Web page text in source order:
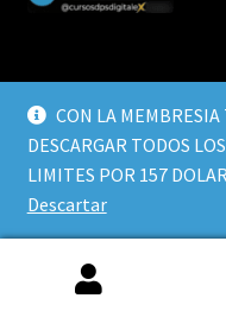
CON LA MEMBRESIA
DESCARGAR TODOS
LIMITES POR 157
Descartar
© CURSOS DIGITALEX
TERMINOS Y